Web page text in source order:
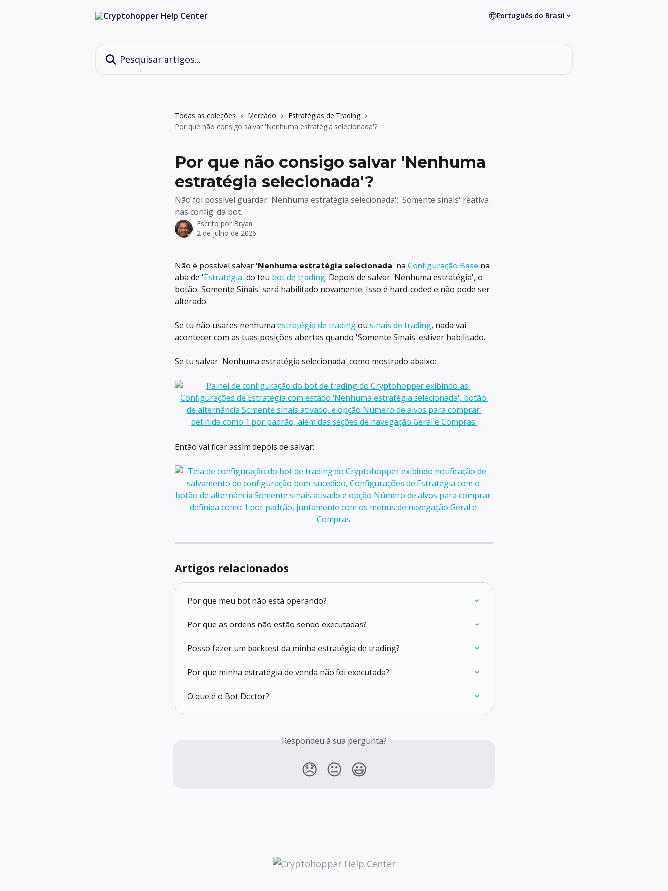
Português do Brasil
Todas as coleções Mercado
Estratégias de Trading
Por que não consigo salvar 'Nenhuma estratégia selecionada'?
Por que não consigo salvar 'Nenhuma
estratégia selecionada'?
Não foi possível guardar 'Nenhuma estratégia selecionada'; 'Somente sinais' reativa
nas config. da bot.
Escrito por Bryan
2 de julho de 2026
Não é possível salvar 'Nenhuma estratégia selecionada' na Configuração Base na
aba de 'Estratégia' do teu bot de trading. Depois de salvar 'Nenhuma estratégia', o
botão 'Somente Sinais' será habilitado novamente. Isso é hard-coded e não pode ser
alterado.
Se tu não usares nenhuma estratégia de trading ou sinais de trading, nada vai
acontecer com as tuas posições abertas quando 'Somente Sinais' estiver habilitado.
Se tu salvar 'Nenhuma estratégia selecionada' como mostrado abaixo:
Então vai ficar assim depois de salvar:
Artigos relacionados
Por que meu bot não está operando?
Por que as ordens não estão sendo executadas?
Posso fazer um backtest da minha estratégia de trading?
Por que minha estratégia de venda não foi executada?
O que é o Bot Doctor?
Respondeu à sua pergunta?
😞 😐 😃